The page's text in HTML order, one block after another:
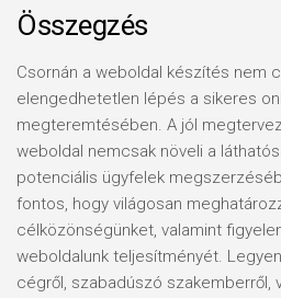
Összegzés
Csornán a weboldal készítés nem
elengedhetetlen lépés a sikeres
megteremtésében. A jól
weboldal nemcsak növeli a
potenciális ügyfelek
fontos, hogy világosan
célközönségünket, valamint
weboldalunk teljesítményét.
cégről, szabadúszó szakemberről,